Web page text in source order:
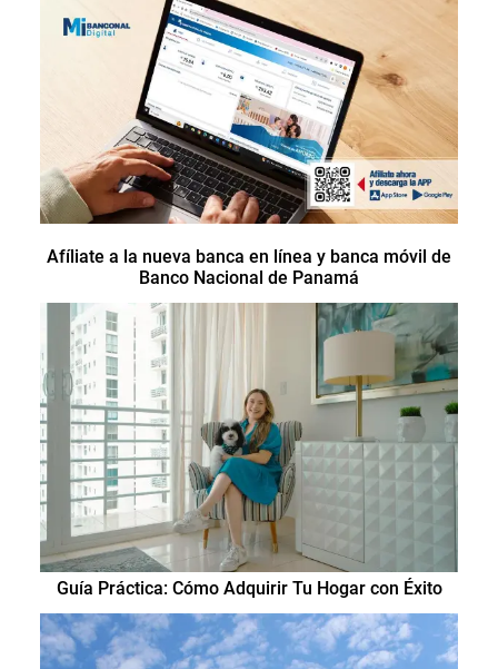
Afíliate a la nueva banca en línea y banca móvil de
Banco Nacional de Panamá
Guía Práctica: Cómo Adquirir Tu Hogar con Éxito